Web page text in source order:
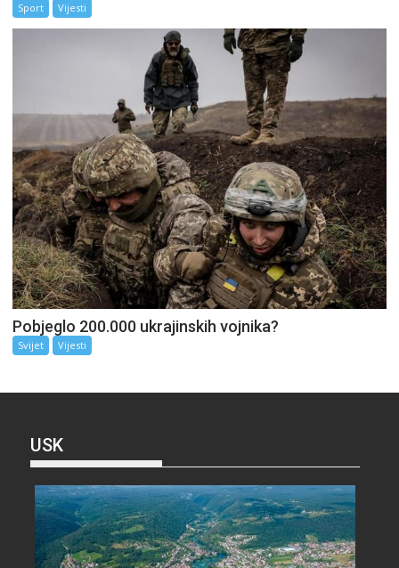
Sport Vijesti
Pobjeglo 200.000 ukrajinskih vojnika?
Svijet Vijesti
USK